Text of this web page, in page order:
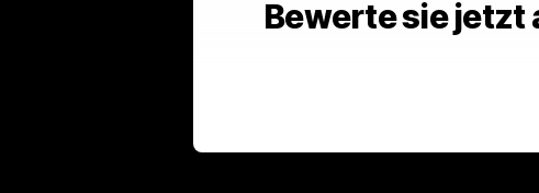
Bewerte sie jetzt